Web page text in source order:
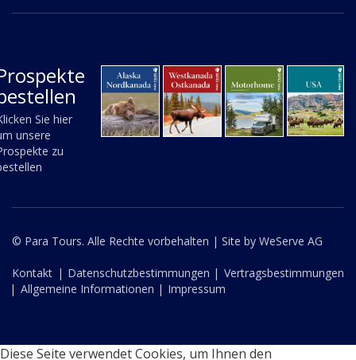
Sie hier
unsere
zu
© Para Tours. Alle Rechte vorbehalten | Site by WeServe AG
Kontakt | Datenschutzbestimmungen | Vertragsbestimmungen
| Allgemeine Informationen | Impressum
Diese Seite verwendet Cookies, um Ihnen den